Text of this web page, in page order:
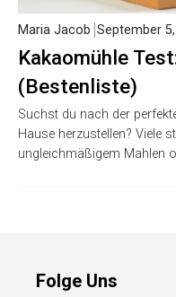
Kakaomühle
(Bestenliste)
Maria Jacob September
Suchst du nach der
Hause herzustellen? Viele
ungleichmäßigem Mahlen
Folge Uns